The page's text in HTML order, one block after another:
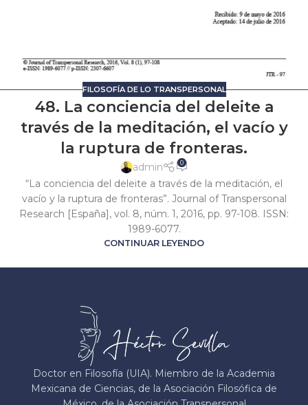
FILOSOFÍA DE LO TRANSPERSONAL
48. La conciencia del deleite a
través de la meditación, el vacío y
la ruptura de fronteras.
admin 0
“La conciencia del deleite a través de la meditación, el
vacío y la ruptura de fronteras”. Journal of Transpersonal
Research [España], vol. 8, núm. 1, 2016, pp. 97-108. ISSN:
1989-6077.
CONTINUAR LEYENDO
Doctor en Filosofía (UIA). Miembro de la Academia
Mexicana de Ciencias, de la Asociación Filosófica de